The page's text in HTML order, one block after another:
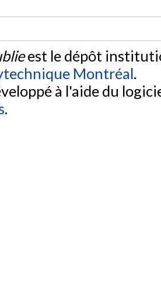
est le dépôt
Montréal.
à l'aide du
.